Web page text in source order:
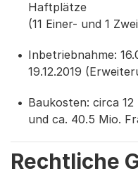
Haftplätze
(11 Einer- und 1
Inbetriebnahme:
19.12.2019
Baukosten: circa
und ca. 40.5 Mio.
Rechtliche